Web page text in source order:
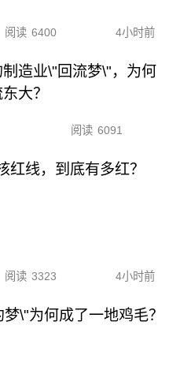
阅读 6400 4小时前
造业\"回流梦\"，为何
大？
阅读 6091
线，到底有多红？
阅读 3323 4小时前
\"为何成了一地鸡毛？